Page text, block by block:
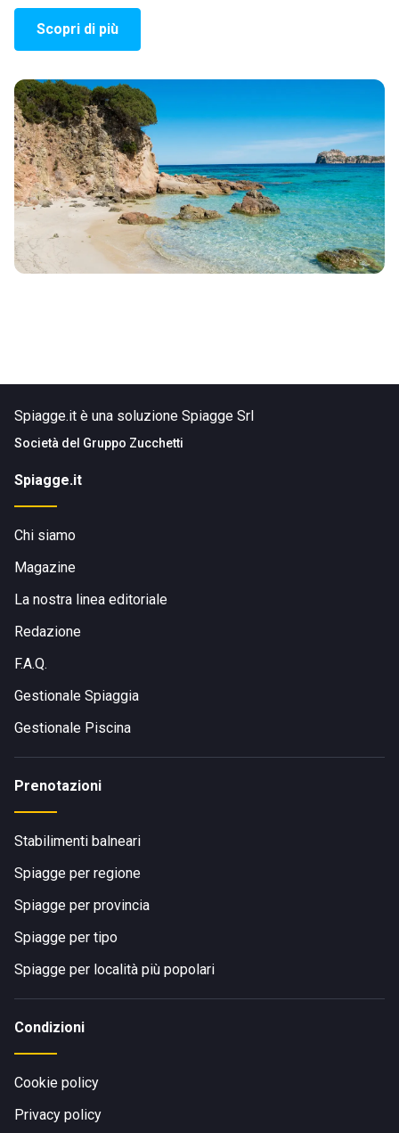
Scopri di più
Spiagge.it è una soluzione Spiagge Srl
Società del Gruppo Zucchetti
Spiagge.it
Chi siamo
Magazine
La nostra linea editoriale
Redazione
F.A.Q.
Gestionale Spiaggia
Gestionale Piscina
Prenotazioni
Stabilimenti balneari
Spiagge per regione
Spiagge per provincia
Spiagge per tipo
Spiagge per località più popolari
Condizioni
Cookie policy
Privacy policy